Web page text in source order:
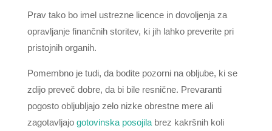
Prav tako bo imel ustrezne licence in dovoljenja za
opravljanje finančnih storitev, ki jih lahko preverite pri
pristojnih organih.
Pomembno je tudi, da bodite pozorni na obljube, ki se
zdijo preveč dobre, da bi bile resnične. Prevaranti
pogosto obljubljajo zelo nizke obrestne mere ali
zagotavljajo gotovinska posojilabrez kakršnih koli